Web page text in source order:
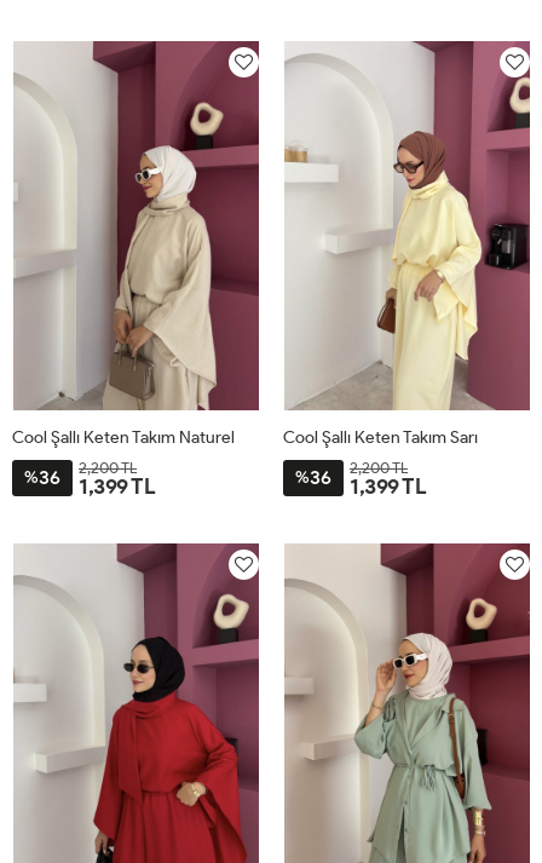
Cool Şallı Keten Takım Naturel
%36 2,200 TL
1,399 TL
Cool Şallı Keten Takım Sarı
%36 2,200 TL
1,399 TL